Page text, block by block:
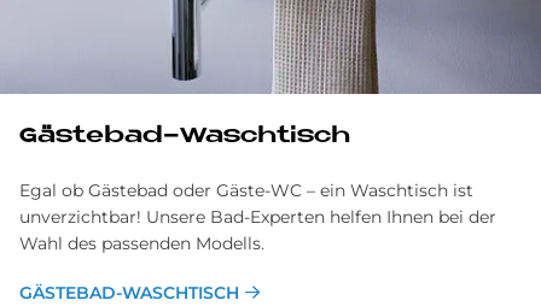
Gästebad-Waschtisch
Egal ob Gästebad oder Gäste-WC – ein Waschtisch ist
unverzichtbar! Unsere Bad-Experten hel­fen Ihnen bei der
Wahl des passenden Modells.
GÄSTEBAD-WASCHTISCH